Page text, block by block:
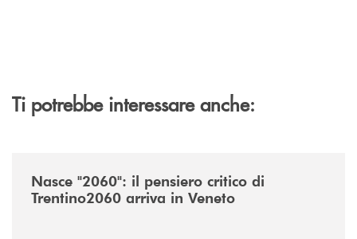
Ti potrebbe interessare anche:
Nasce "2060": il pensiero critico di
Trentino2060 arriva in Veneto